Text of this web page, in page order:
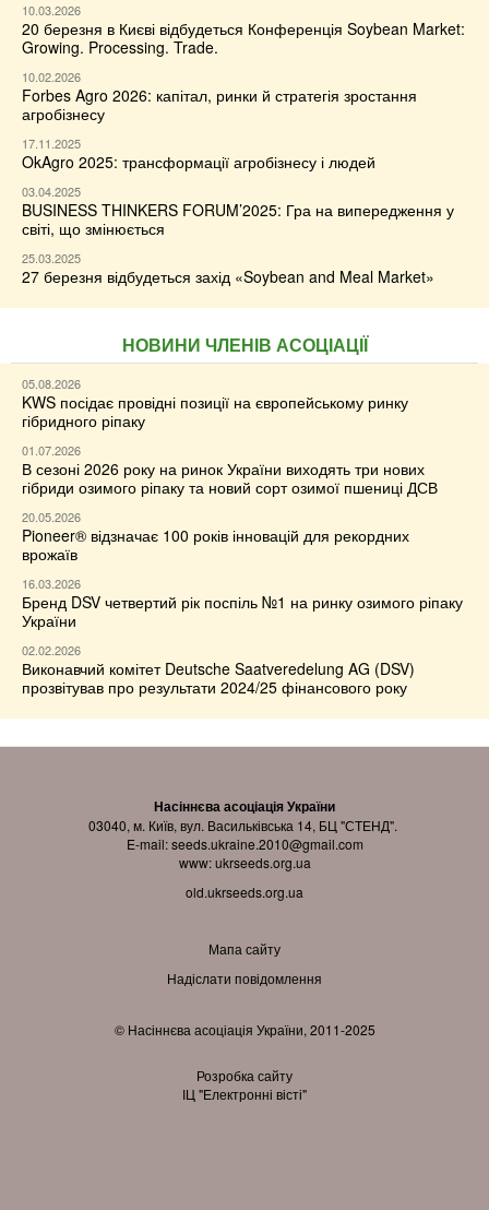
10.03.2026
20 березня в Києві відбудеться Конференція Soybean Market:
Growing. Processing. Trade.
10.02.2026
Forbes Agro 2026: капітал, ринки й стратегія зростання
агробізнесу
17.11.2025
OkAgro 2025: трансформації агробізнесу і людей
03.04.2025
BUSINESS THINKERS FORUM’2025: Гра на випередження у
світі, що змінюється
25.03.2025
27 березня відбудеться захід «Soybean and Meal Market»
НОВИНИ ЧЛЕНІВ АСОЦІАЦІЇ
05.08.2026
KWS посідає провідні позиції на європейському ринку
гібридного ріпаку
01.07.2026
В сезоні 2026 року на ринок України виходять три нових
гібриди озимого ріпаку та новий сорт озимої пшениці ДСВ
20.05.2026
Pioneer® відзначає 100 років інновацій для рекордних
врожаїв
16.03.2026
Бренд DSV четвертий рік поспіль №1 на ринку озимого ріпаку
України
02.02.2026
Виконавчий комітет Deutsche Saatveredelung AG (DSV)
прозвітував про результати 2024/25 фінансового року
Насіннєва асоціація України
03040, м. Київ, вул. Васильківська 14, БЦ "СТЕНД".
E-mail:seeds.ukraine.2010@gmail.com
www:ukrseeds.org.ua
old.ukrseeds.org.ua
Мапа сайту
Надіслати повідомлення
© Насіннєва асоціація України, 2011-2025
Розробка сайту
ІЦ "Електронні вісті"